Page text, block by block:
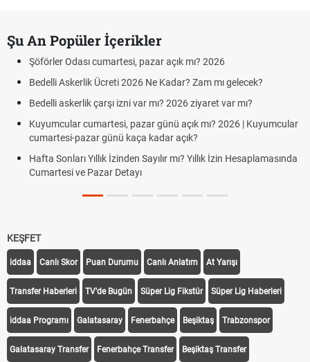
Şu An Popüler İçerikler
Şöförler Odası cumartesi, pazar açık mı? 2026
Bedelli Askerlik Ücreti 2026 Ne Kadar? Zam mı gelecek?
Bedelli askerlik çarşı izni var mı? 2026 ziyaret var mı?
Kuyumcular cumartesi, pazar günü açık mı? 2026 | Kuyumcular
cumartesi-pazar günü kaça kadar açık?
Hafta Sonları Yıllık İzinden Sayılır mı? Yıllık İzin Hesaplamasında
Cumartesi ve Pazar Detayı
KEŞFET
iddaa Canlı Skor Puan Durumu Canlı Anlatım At Yarışı
Transfer Haberleri TV'de Bugün Süper Lig Fikstür Süper Lig Haberleri
iddaa Programı Galatasaray Fenerbahçe Beşiktaş Trabzonspor
Galatasaray Transfer Fenerbahçe Transfer Beşiktaş Transfer